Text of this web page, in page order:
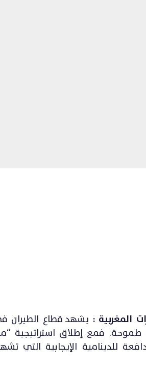
المغربية : يشهد قطاع الطيران
للدينامية الإيجابية التي